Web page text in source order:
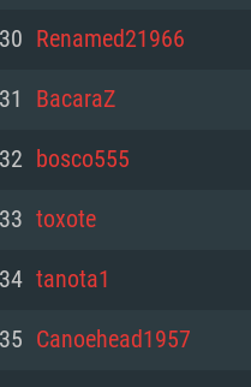
사양
제: Windows 10
서: 2.2 GHz 듀
: 4GB
카드: DirectX
사양
제: Mac OS Big
서: 최소 2.2
사양
제: 64bit Linux
서: 2.4 GHz 듀얼
: 4 GB
카드: Vulkan
Renamed21966
BacaraZ
bosco555
toxote
tanota1
Canoehead1957